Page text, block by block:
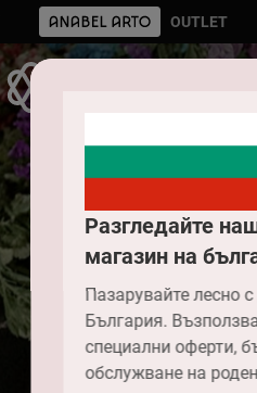
Разгледайте
магазин на
Пазарувайте лесно
България.
специални оферти,
обслужване на
OUTLET